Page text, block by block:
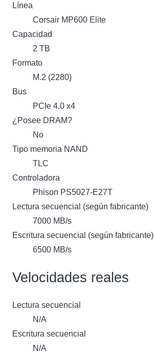
Línea
Corsair MP600 Elite
Capacidad
2 TB
Formato
M.2 (2280)
Bus
PCIe 4.0 x4
¿Posee DRAM?
No
Tipo memoria NAND
TLC
Controladora
Phison PS5027-E27T
Lectura secuencial (según fabricante)
7000 MB/s
Escritura secuencial (según fabricante)
6500 MB/s
Velocidades reales
Lectura secuencial
N/A
Escritura secuencial
N/A